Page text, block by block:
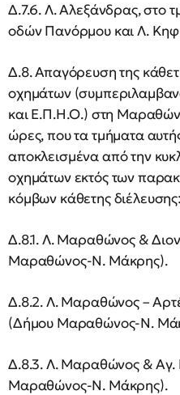
Δ.7.6. Λ. Αλεξάνδρας, στο
οδών Πανόρμου και Λ.
Δ.8. Απαγόρευση της
οχημάτων
και Ε.Π.Η.Ο.) στη
ώρες, που τα τμήματα
αποκλεισμένα από την
οχημάτων εκτός των
κόμβων κάθετης διέλευσης:
Δ.8.1. Λ. Μαραθώνος &
Μαραθώνος-Ν. Μάκρης).
Δ.8.2. Λ. Μαραθώνος –
(Δήμου Μαραθώνος-Ν.
Δ.8.3. Λ. Μαραθώνος & Αγ.
Μαραθώνος-Ν. Μάκρης).